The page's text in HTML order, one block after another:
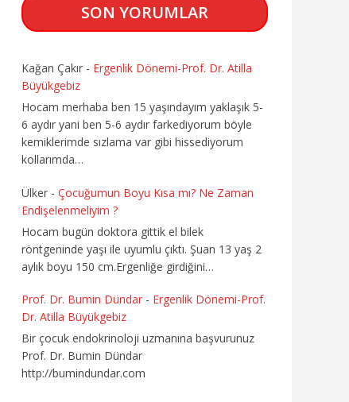
SON YORUMLAR
Kağan Çakır - Ergenlik Dönemi-Prof. Dr. Atilla
Büyükgebiz
Hocam merhaba ben 15 yaşındayım yaklaşık 5-
6 aydır yani ben 5-6 aydır farkediyorum böyle
kemiklerimde sızlama var gibi hissediyorum
kollarımda…
Ülker - Çocuğumun Boyu Kısa mı? Ne Zaman
Endişelenmeliyim ?
Hocam bugün doktora gittik el bilek
röntgeninde yaşı ile uyumlu çıktı. Şuan 13 yaş 2
aylık boyu 150 cm.Ergenliğe girdiğini…
Prof. Dr. Bumin Dündar - Ergenlik Dönemi-Prof.
Dr. Atilla Büyükgebiz
Bir çocuk endokrinoloji uzmanına başvurunuz
Prof. Dr. Bumin Dündar
http://bumindundar.com